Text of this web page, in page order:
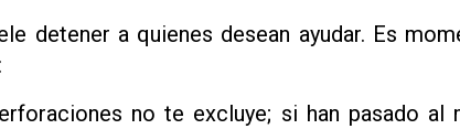
detener a quienes desean ayudar. Es
no te excluye; si han pasado al